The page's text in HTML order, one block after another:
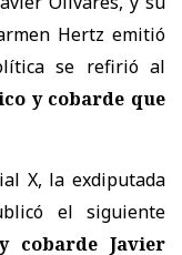
Hertz emitió
se refirió al
y cobarde que
X, la exdiputada
el siguiente
cobarde Javier